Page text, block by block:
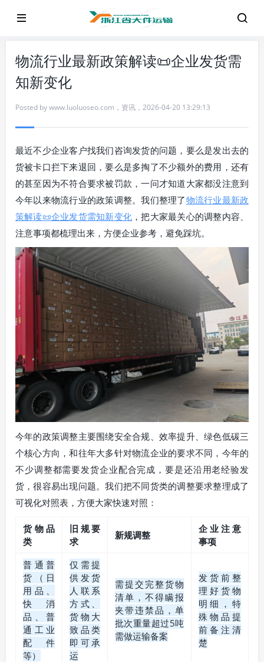
物流行业最新政策解读📜企业发货需
知新变化
Posted bywww.luoluoseo.com ， 资讯 ， 2026-04-20 13:29:13
最近不少企业客户找我们咨询发货的问题，要么是发出去的
货被卡口拦下来退回，要么是多掏了不少额外的费用，还有
的甚至因为不符合要求被罚款，一问才知道大家都没注意到
今年以来物流行业的政策调整。我们整理了物流行业最新政
策解读📜企业发货需知新变化 ，把大家最关心的调整内容、
注意事项都梳理出来，方便企业参考，避免踩坑。
今年的政策调整主要围绕安全合规、效率提升、绿色低碳三
个核心方向，和往年大多针对物流企业的要求不同，今年的
不少调整都需要发货企业配合完成，要是还沿用老经验发
货，很容易出现问题。我们把不同货类的调整要求整理成了
可视化对照表，方便大家快速对照：
货物品
类
旧规要
求
新规调整
企业注意
事项
普通普
货（日
用品、
快消
品、普
通工业
配件
等）
仅需提
供发货
人联系
方式、
货物大
致品类
即可承
运
需提交完整货物
清单，不得瞒报
夹带违禁品，单
批次重量超过5吨
需做运输备案
发货前整
理好货物
明细，特
殊物品提
前备注清
楚